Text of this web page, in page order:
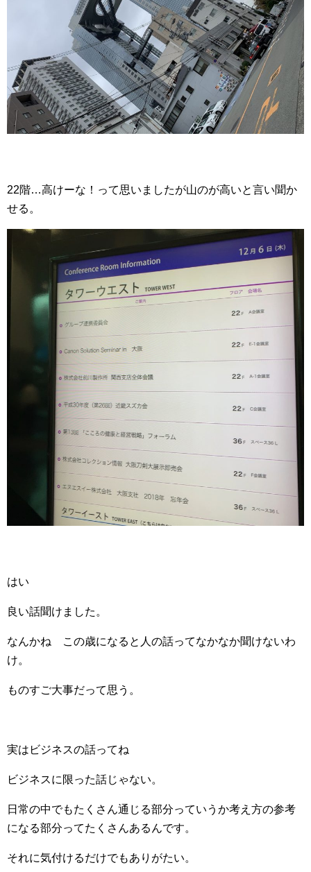
22階…高けーな！って思いましたが山のが高いと言い聞か
せる。
はい
良い話聞けました。
なんかね この歳になると人の話ってなかなか聞けないわ
け。
ものすご大事だって思う。
実はビジネスの話ってね
ビジネスに限った話じゃない。
日常の中でもたくさん通じる部分っていうか考え方の参考
になる部分ってたくさんあるんです。
それに気付けるだけでもありがたい。